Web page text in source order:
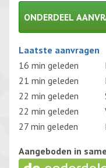
ONDERDEEL
Gelieve dit veld leeg
Laatste aanvragen
16 min geleden
21 min geleden
22 min geleden
22 min geleden
27 min geleden
Aangeboden in